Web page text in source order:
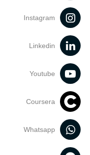
Instagram
Linkedin
Youtube
Coursera
Whatsapp